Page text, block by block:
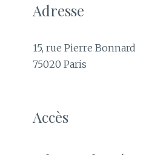
Adresse
15, rue Pierre Bonnard
75020 Paris
Accès